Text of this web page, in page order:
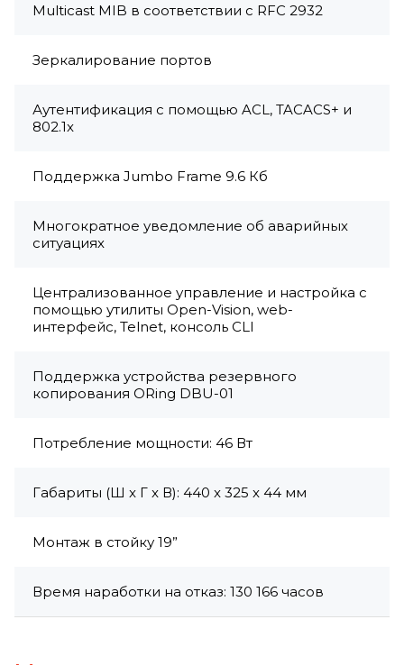
Multicast MIB в соответствии с RFC 2932
Зеркалирование портов
Аутентификация с помощью ACL, TACACS+ и
802.1x
Поддержка Jumbo Frame 9.6 Кб
Многократное уведомление об аварийных
ситуациях
Централизованное управление и настройка с
помощью утилиты Open-Vision, web-
интерфейс, Telnet, консоль CLI
Поддержка устройства резервного
копирования ORing DBU-01
Потребление мощности: 46 Вт
Габариты (Ш x Г x В): 440 x 325 x 44 мм
Монтаж в стойку 19”
Время наработки на отказ: 130 166 часов